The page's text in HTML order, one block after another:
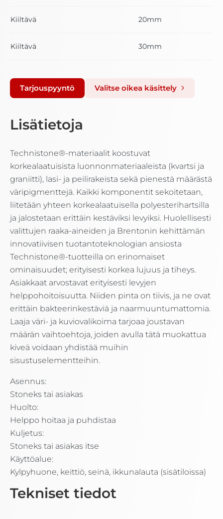
Kiiltävä 20mm
Kiiltävä 30mm
Tarjouspyyntö Valitse oikea käsittely
Lisätietoja
Technistone®-materiaalit koostuvat
korkealaatuisista luonnonmateriaaleista (kvartsi ja
graniitti), lasi- ja peilirakeista sekä pienestä määrästä
väripigmenttejä. Kaikki komponentit sekoitetaan,
liitetään yhteen korkealaatuisella polyesterihartsilla
ja jalostetaan erittäin kestäviksi levyiksi. Huolellisesti
valittujen raaka-aineiden ja Brentonin kehittämän
innovatiivisen tuotantoteknologian ansiosta
Technistone®-tuotteilla on erinomaiset
ominaisuudet; erityisesti korkea lujuus ja tiheys.
Asiakkaat arvostavat erityisesti levyjen
helppohoitoisuutta. Niiden pinta on tiivis, ja ne ovat
erittäin bakteerinkestäviä ja naarmuuntumattomia.
Laaja väri- ja kuviovalikoima tarjoaa joustavan
määrän vaihtoehtoja, joiden avulla tätä muokattua
kiveä voidaan yhdistää muihin
sisustuselementteihin.
Asennus:
Stoneks tai asiakas
Huolto:
Helppo hoitaa ja puhdistaa
Kuljetus:
Stoneks tai asiakas itse
Käyttöalue:
Kylpyhuone, keittiö, seinä, ikkunalauta (sisätiloissa)
Tekniset tiedot